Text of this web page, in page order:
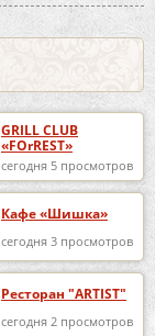
GRILL CLUB
«FOrREST»
сегодня 5 просмотров
Кафе «Шишка»
сегодня 3 просмотров
Ресторан "ARTIST"
сегодня 2 просмотров